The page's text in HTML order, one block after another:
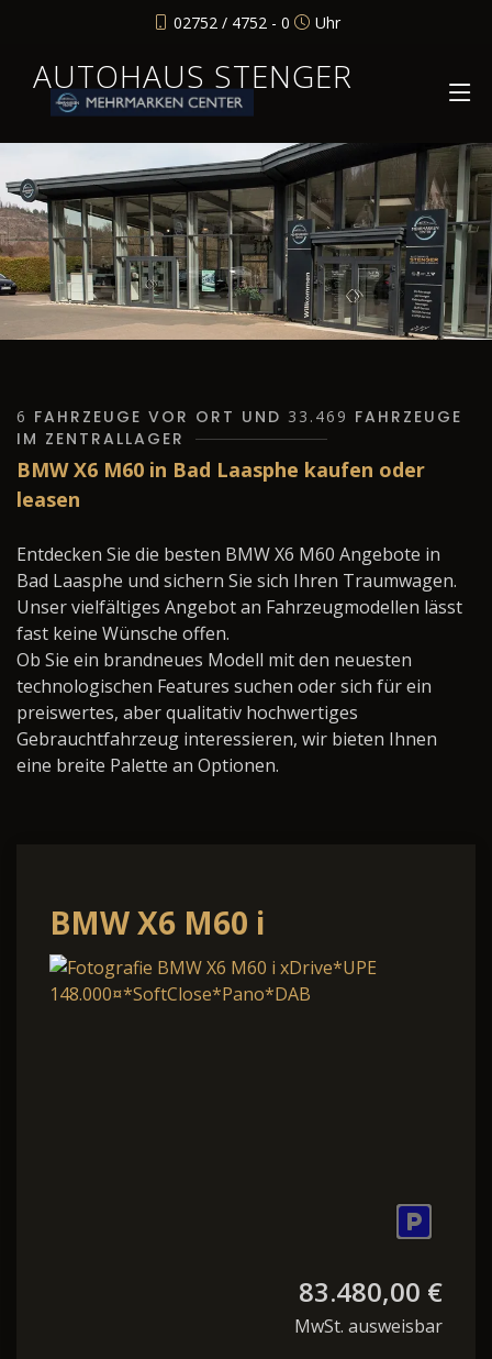
02752 / 4752 - 0 Uhr
AUTOHAUS STENGER
6 FAHRZEUGE VOR ORT UND 33.469 FAHRZEUGE
IM ZENTRALLAGER
BMW X6 M60 in Bad Laasphe kaufen oder
leasen
Entdecken Sie die besten BMW X6 M60 Angebote in
Bad Laasphe und sichern Sie sich Ihren Traumwagen.
Unser vielfältiges Angebot an Fahrzeugmodellen lässt
fast keine Wünsche offen.
Ob Sie ein brandneues Modell mit den neuesten
technologischen Features suchen oder sich für ein
preiswertes, aber qualitativ hochwertiges
Gebrauchtfahrzeug interessieren, wir bieten Ihnen
eine breite Palette an Optionen.
BMW X6 M60 i
xDrive*UPE
83.480,00 €
MwSt. ausweisbar